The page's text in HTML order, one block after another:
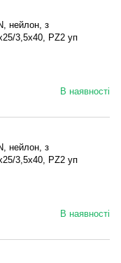
нейлон, з
3,5x40, PZ2 уп
В наявності
нейлон, з
3,5x40, PZ2 уп
В наявності